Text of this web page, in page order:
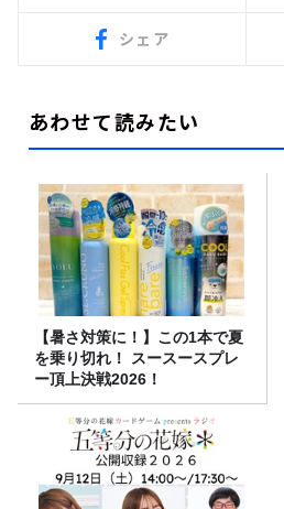
シェア
あわせて読みたい
【暑さ対策に！】この1本で夏
を乗り切れ！ スースースプレ
ー頂上決戦2026！